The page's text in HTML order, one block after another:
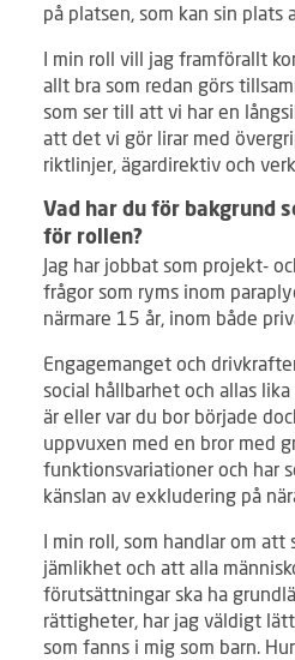
på platsen, som kan sin plats
I min roll vill jag framförallt
allt bra som redan görs
som ser till att vi har en
att det vi gör lirar med
riktlinjer, ägardirektiv och
Vad har du för bakgrund
för rollen?
Jag har jobbat som projekt-
frågor som ryms inom
närmare 15 år, inom både
Engagemanget och
social hållbarhet och allas
är eller var du bor började
uppvuxen med en bror med
funktionsvariationer och har
känslan av exkludering på
I min roll, som handlar om
jämlikhet och att alla
förutsättningar ska ha
rättigheter, har jag väldigt
som fanns i mig som barn.